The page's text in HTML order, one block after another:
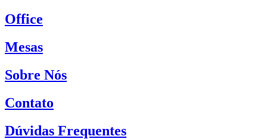
Office
Mesas
Sobre Nós
Contato
Dúvidas Frequentes